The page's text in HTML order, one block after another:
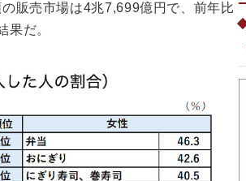
販売市場は4兆7,699億円で、前年比
果だ。